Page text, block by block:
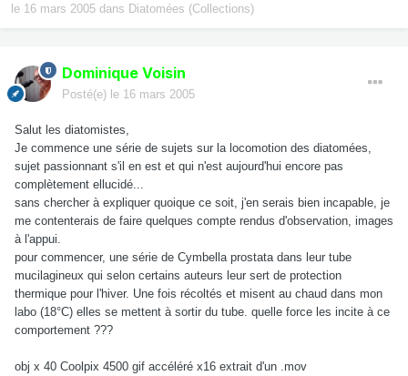
le 16 mars 2005 dans Diatomées (Collections)
Dominique Voisin
Posté(e) le 16 mars 2005
Salut les diatomistes,
Je commence une série de sujets sur la locomotion des diatomées,
sujet passionnant s'il en est et qui n'est aujourd'hui encore pas
complètement ellucidé...
sans chercher à expliquer quoique ce soit, j'en serais bien incapable, je
me contenterais de faire quelques compte rendus d'observation, images
à l'appui.
pour commencer, une série de Cymbella prostata dans leur tube
mucilagineux qui selon certains auteurs leur sert de protection
thermique pour l'hiver. Une fois récoltés et misent au chaud dans mon
labo (18°C) elles se mettent à sortir du tube. quelle force les incite à ce
comportement ???
obj x 40 Coolpix 4500 gif accéléré x16 extrait d'un .mov